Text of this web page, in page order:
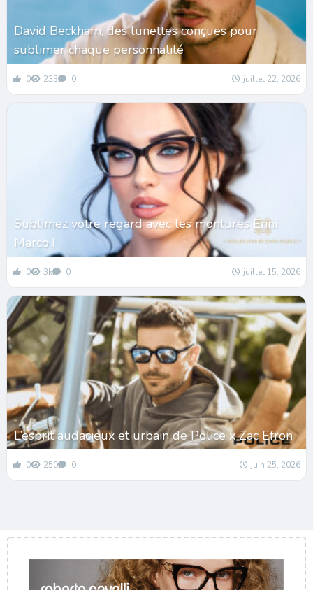
David Beckham, des lunettes conçues pour
sublimer chaque personnalité
0 233 0 juillet 22, 2026
Sublimez votre regard avec les montures Enni
Marco !
0 3k 0 juillet 15, 2026
L’esprit audacieux et urbain de Police x Zac Efron
0 250 0 juin 25, 2026